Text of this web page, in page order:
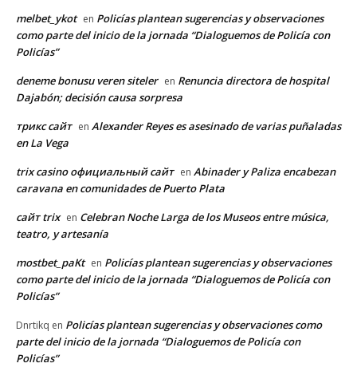
melbet_ykot en Policías plantean sugerencias y observaciones
como parte del inicio de la jornada “Dialoguemos de Policía con
Policías”
deneme bonusu veren siteler en Renuncia directora de hospital
Dajabón; decisión causa sorpresa
трикс сайт en Alexander Reyes es asesinado de varias puñaladas
en La Vega
trix casino официальный сайт en Abinader y Paliza encabezan
caravana en comunidades de Puerto Plata
сайт trix en Celebran Noche Larga de los Museos entre música,
teatro, y artesanía
mostbet_paKt en Policías plantean sugerencias y observaciones
como parte del inicio de la jornada “Dialoguemos de Policía con
Policías”
Dnrtikq en Policías plantean sugerencias y observaciones como
parte del inicio de la jornada “Dialoguemos de Policía con
Policías”